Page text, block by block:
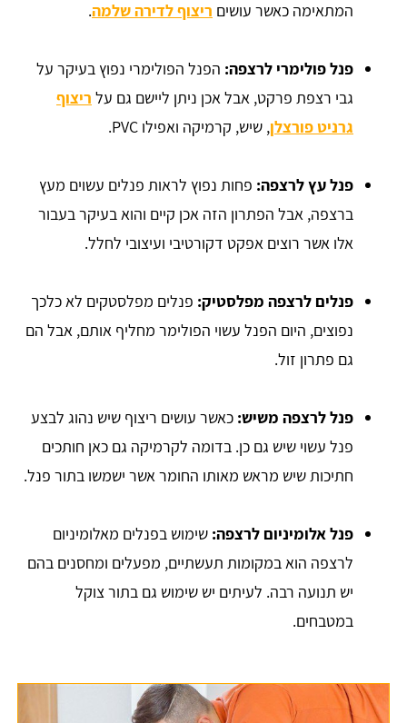
המתאימה כאשר עושים ריצוף לדירה שלמה.
פנל פולימרי לרצפה: הפנל הפולימרי נפוץ בעיקר על
גבי רצפת פרקט, אבל אכן ניתן ליישם גם על ריצוף
גרניט פורצלן, שיש, קרמיקה ואפילו PVC.
פנל עץ לרצפה: פחות נפוץ לראות פנלים עשוים מעץ
ברצפה, אבל הפתרון הזה אכן קיים והוא בעיקר בעבור
אלו אשר רוצים אפקט דקורטיבי ועיצובי לחלל.
פנלים לרצפה מפלסטיק: פנלים מפלסטקים לא כלכך
נפוצים, היום הפנל עשוי הפולימר מחליף אותם, אבל הם
גם פתרון זול.
פנל לרצפה משיש: כאשר עושים ריצוף שיש נהוג לבצע
פנל עשוי שיש גם כן. בדומה לקרמיקה גם כאן חותכים
חתיכות שיש מראש מאותו החומר אשר ישמשו בתור פנל.
פנל אלומיניום לרצפה: שימוש בפנלים מאלומיניום
לרצפה הוא במקומות תעשתיים, מפעלים ומחסנים בהם
יש תנועה רבה. לעיתים יש שימוש גם בתור צוקל
במטבחים.